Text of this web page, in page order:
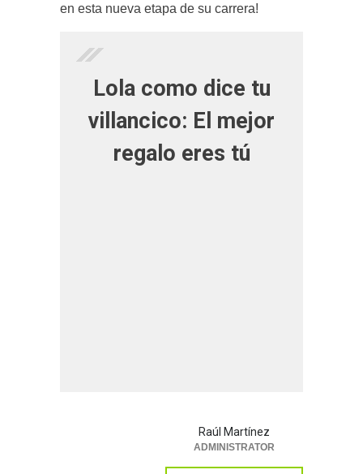
en esta nueva etapa de su carrera!
Lola como dice tu
villancico: El mejor
regalo eres tú
Raúl Martínez
ADMINISTRATOR